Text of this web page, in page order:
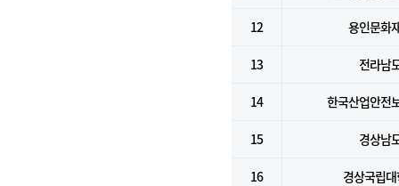
12 용인문화
13 전라남
14 한국산업안전
15 경상남
16 경상국립